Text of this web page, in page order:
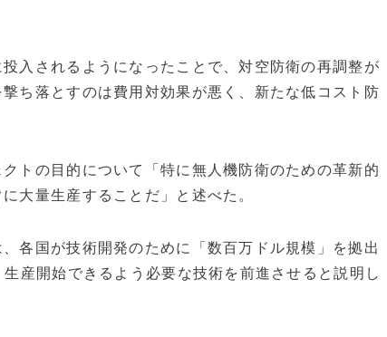
入されるようになったことで、対空防衛の再調整が
ち落とすのは費用対効果が悪く、新たな低コスト防
トの目的について「特に無人機防衛のための革新的
大量生産することだ」と述べた。
各国が技術開発のために「数百万ドル規模」を拠出
産開始できるよう必要な技術を前進させると説明し